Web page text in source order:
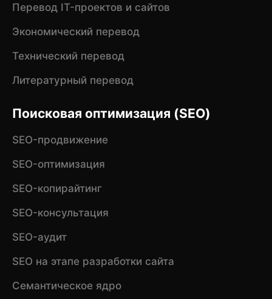
Перевод IT-проектов и сайтов
Экономический перевод
Технический перевод
Литературный перевод
Поисковая оптимизация (SEO)
SEO-продвижение
SEO-оптимизация
SEO-копирайтинг
SEO-консультация
SEO-аудит
SEO на этапе разработки сайта
Семантическое ядро